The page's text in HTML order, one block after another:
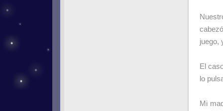
juego,
El
lo
Mi